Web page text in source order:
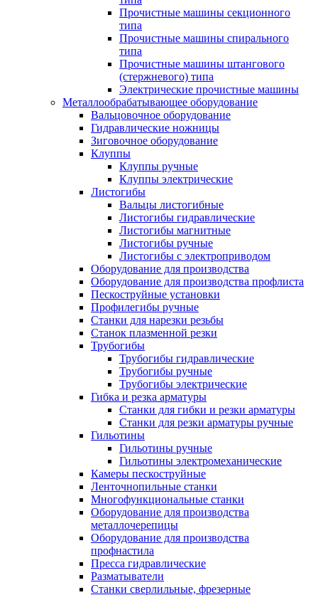
Прочистные машины секционного
типа
Прочистные машины спирального
типа
Прочистные машины штангового
(стержневого) типа
Электрические прочистные машины
Металлообрабатывающее оборудование
Вальцовочное оборудование
Гидравлические ножницы
Зиговочное оборудование
Клуппы
Клуппы ручные
Клуппы электрические
Листогибы
Вальцы листогибные
Листогибы гидравлические
Листогибы магнитные
Листогибы ручные
Листогибы с электроприводом
Оборудование для производства
Оборудование для производства профлиста
Пескоструйные установки
Профилегибы ручные
Станки для нарезки резьбы
Станок плазменной резки
Трубогибы
Трубогибы гидравлические
Трубогибы ручные
Трубогибы электрические
Гибка и резка арматуры
Станки для гибки и резки арматуры
Станки для резки арматуры ручные
Гильотины
Гильотины ручные
Гильотины электромеханические
Камеры пескоструйные
Ленточнопильные станки
Многофункциональные станки
Оборудование для производства
металлочерепицы
Оборудование для производства
профнастила
Пресса гидравлические
Разматыватели
Станки сверлильные, фрезерные